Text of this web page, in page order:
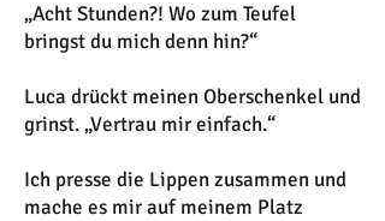
„Acht Stunden?! Wo zum Teufel
bringst du mich denn hin?“
Luca drückt meinen Oberschenkel und
grinst. „Vertrau mir einfach.“
Ich presse die Lippen zusammen und
mache es mir auf meinem Platz